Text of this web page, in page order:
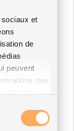
et
de
peuvent
que